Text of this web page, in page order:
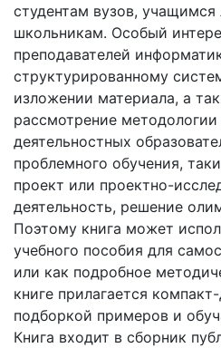
студентам вузов,
школьникам. Особый
преподавателей
структурированному
изложении материала, а
рассмотрение
деятельностных
проблемного обучения,
проект или проектно-
деятельность, решение
Поэтому книга может
учебного пособия для
или как подробное
книге прилагается
подборкой примеров и
Книга входит в сборник